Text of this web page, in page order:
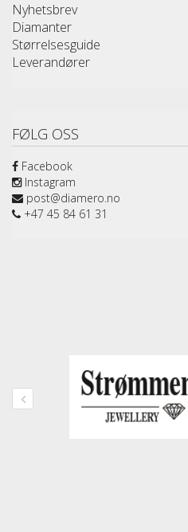
Nyhetsbrev
Diamanter
Størrelsesguide
Leverandører
FØLG OSS
Facebook
Instagram
post@diamero.no
+47 45 84 61 31